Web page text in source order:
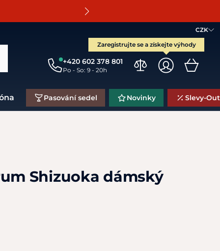
CZK
Zaregistrujte se a získejte výhody
+420 602 378 801
Po - So: 9 - 20h
Pasování sedel Novinky Slevy-
Shizuoka dámský